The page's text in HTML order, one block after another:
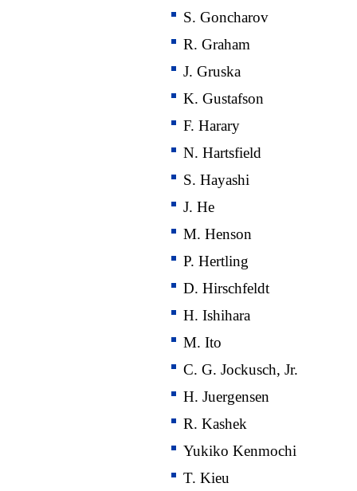
S. Goncharov
R. Graham
J. Gruska
K. Gustafson
F. Harary
N. Hartsfield
S. Hayashi
J. He
M. Henson
P. Hertling
D. Hirschfeldt
H. Ishihara
M. Ito
C. G. Jockusch, Jr.
H. Juergensen
R. Kashek
Yukiko Kenmochi
T. Kieu